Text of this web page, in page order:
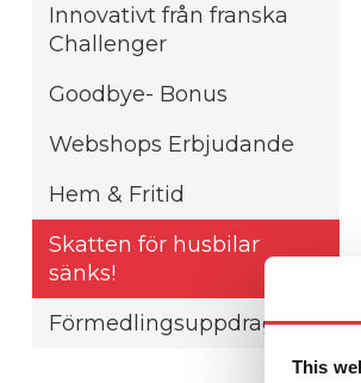
This
Innovativt från franska
Challenger
Goodbye- Bonus
Webshops Erbjudande
Hem & Fritid
Skatten för husbilar
sänks!
Förmedlingsuppdrag